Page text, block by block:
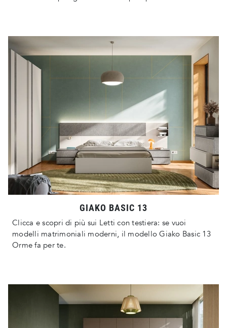
GIAKO BASIC 13
Clicca e scopri di più sui Letti con testiera: se vuoi
modelli matrimoniali moderni, il modello Giako Basic 13
Orme fa per te.